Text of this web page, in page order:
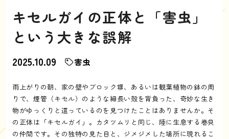
キセルガイの正体と「害虫」
という大きな誤解
2025.10.09 害虫
雨上がりの朝、家の壁やブロック塀、あるいは観葉植物の鉢の周
りで、煙管（キセル）のような細長い殻を背負った、奇妙な生き
物がゆっくりと這っているのを見つけたことはありませんか。そ
の正体は「キセルガイ」。カタツムリと同じ、陸に生息する巻貝
の仲間です。その独特の見た目と、ジメジメした場所に現れるこ